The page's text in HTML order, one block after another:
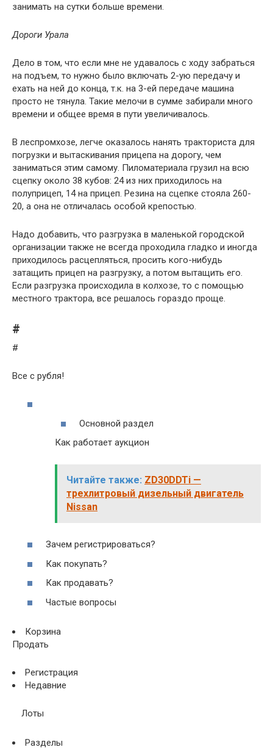
занимать на сутки больше времени.
Дороги Урала
Дело в том, что если мне не удавалось с ходу забраться
на подъем, то нужно было включать 2-ую передачу и
ехать на ней до конца, т.к. на 3-ей передаче машина
просто не тянула. Такие мелочи в сумме забирали много
времени и общее время в пути увеличивалось.
В леспромхозе, легче оказалось нанять тракториста для
погрузки и вытаскивания прицепа на дорогу, чем
заниматься этим самому. Пиломатериала грузил на всю
сцепку около 38 кубов: 24 из них приходилось на
полуприцеп, 14 на прицеп. Резина на сцепке стояла 260-
20, а она не отличалась особой крепостью.
Надо добавить, что разгрузка в маленькой городской
организации также не всегда проходила гладко и иногда
приходилось расцепляться, просить кого-нибудь
затащить прицеп на разгрузку, а потом вытащить его.
Если разгрузка происходила в колхозе, то с помощью
местного трактора, все решалось гораздо проще.
#
#
Все с рубля!
Основной раздел
Как работает аукцион
Читайте также: ZD30DDTi —
трехлитровый дизельный двигатель
Nissan
Зачем регистрироваться?
Как покупать?
Как продавать?
Частые вопросы
Корзина
Продать
Регистрация
Недавние
Лоты
Разделы